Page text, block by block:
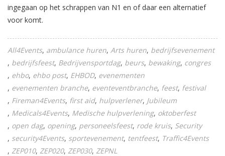
ingegaan op het schrappen van N1 en of daar een alternatief
voor komt.
All4Events ambulance huren Arts huren bedrijfsevenement
bedrijfsfeest Bedrijvensportdag beurs bewaking congres
ehbo ehbo post EHBOD evenementen
evenementen branche eventeventbranche feest festival
Fireman4Events first aid hulpverlener Jubileum
Medicals4Events Medische hulpverlening oktoberfest
open dag opening personeelsfeest rode kruis Security
security4Events sportevenement tentfeest Traffic4Events
ZEP010 ZEP020 ZEP030 ZEPNL